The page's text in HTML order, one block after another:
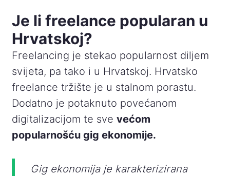
Je li freelance popularan u
Hrvatskoj?
Freelancing je stekao popularnost diljem
svijeta, pa tako i u Hrvatskoj. Hrvatsko
freelance tržište je u stalnom porastu.
Dodatno je potaknuto povećanom
digitalizacijom te sve većom
popularnošću gig ekonomije.
Gig ekonomija je karakterizirana